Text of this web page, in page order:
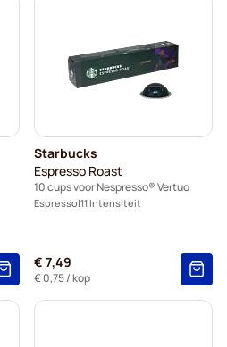
Starbucks
Espresso Roast
10 cups voor Nespresso® Vertuo
Espresso 11 Intensiteit
€ 7,49
€ 0,75/ kop